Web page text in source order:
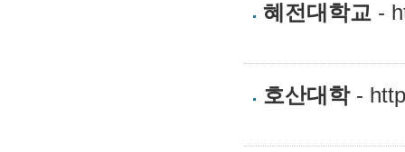
혜전대학교 -
호산대학-